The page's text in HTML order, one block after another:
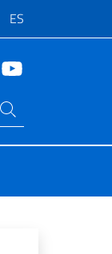
ES